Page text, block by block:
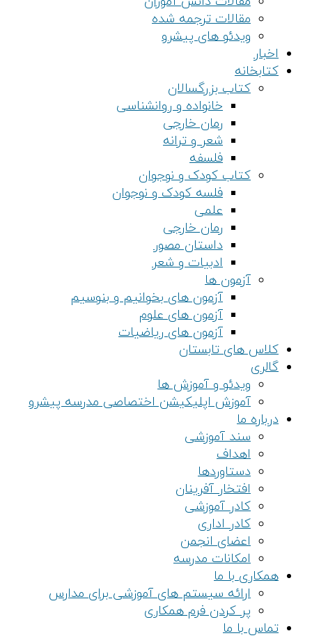
مقالات ترجمه شده
ویدئو های پیشرو
اخبار
کتابخانه
کتاب بزرگسالان
خانواده و روانشناسی
رمان خارجی
شعر و ترانه
فلسفه
کتاب کودک و نوجوان
فلسه کودک و نوجوان
علمی
رمان خارجی
داستان مصور
ادبیات و شعر
آزمون ها
آزمون های بخوانیم و بنوسیم
آزمون های علوم
آزمون های ریاضیات
کلاس های تابستان
گالری
ویدئو و آموزش ها
آموزش اپلیکیشن اختصاصی مدرسه پیشرو
درباره ما
سند آموزشی
اهداف
دستاوردها
افتخار آفرینان
کادر آموزشی
کادر اداری
اعضای انجمن
امکانات مدرسه
همکاری با ما
ارائه سیستم های آموزشی برای مدارس
پر کردن فرم همکاری
تماس با ما